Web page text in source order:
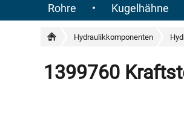
Rohre
• Kugelhähne
Hydraulikkomponenten
1399760